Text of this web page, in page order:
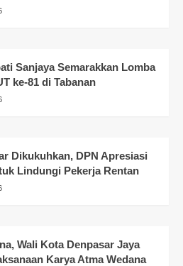
Sanjaya Semarakkan Lomba
ke-81 di Tabanan
Dikukuhkan, DPN Apresiasi
Lindungi Pekerja Rentan
Wali Kota Denpasar Jaya
Karya Atma Wedana